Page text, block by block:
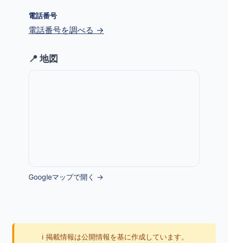
電話番号
電話番号を調べる →
📍 地図
Googleマップで開く →
ℹ️ 掲載情報は公開情報を基に作成しています。